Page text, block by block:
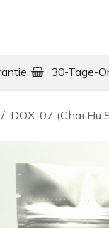
30-Tage-
DOX-07 (Chai Hu